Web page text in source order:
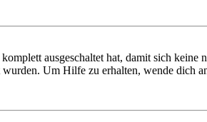
ausgeschaltet hat, damit sich
Um Hilfe zu erhalten, wende dich